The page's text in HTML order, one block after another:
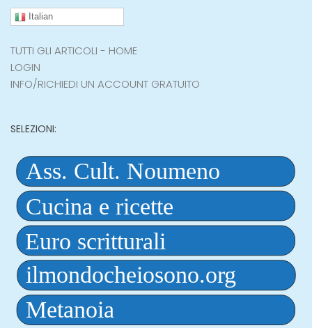
Italian
TUTTI GLI ARTICOLI - HOME
LOGIN
INFO/RICHIEDI UN ACCOUNT GRATUITO
SELEZIONI: